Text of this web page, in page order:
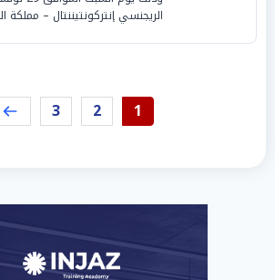
الريجنسي إنتركونتيننتال – مملكة
1
2
3